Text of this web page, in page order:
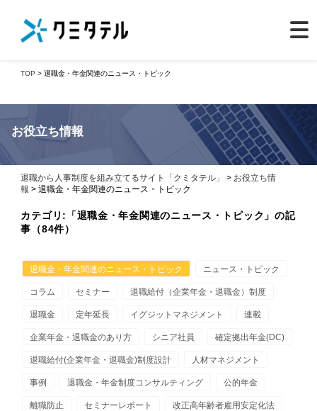
TOP > 退職金・年金関連のニュース・トピック
お役立ち情報
退職から人事制度を組み立てるサイト「クミタテル」 > お役立ち情
報 > 退職金・年金関連のニュース・トピック
カテゴリ:「退職金・年金関連のニュース・トピック」の記
事（84件）
退職金・年金関連のニュース・トピック ニュース・トピック
コラム セミナー 退職給付（企業年金・退職金）制度
退職金 定年延長 イグジットマネジメント 連載
企業年金・退職金のあり方 シニア社員 確定拠出年金(DC)
退職給付(企業年金・退職金)制度設計 人材マネジメント
事例 退職金・年金制度コンサルティング 公的年金
離職防止 セミナーレポート 改正高年齢者雇用安定化法